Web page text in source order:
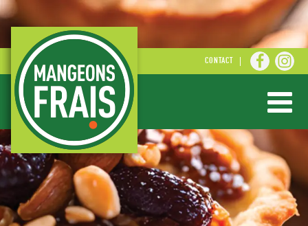
CONTACT